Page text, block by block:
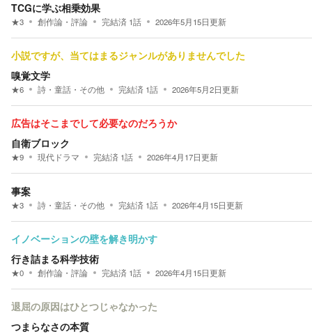
TCGに学ぶ相乗効果
★3 創作論・評論 完結済 1話 2026年5月15日更新
小説ですが、当てはまるジャンルがありませんでした
嗅覚文学
★6 詩・童話・その他 完結済 1話 2026年5月2日更新
広告はそこまでして必要なのだろうか
自衛ブロック
★9 現代ドラマ 完結済 1話 2026年4月17日更新
事案
★3 詩・童話・その他 完結済 1話 2026年4月15日更新
イノベーションの壁を解き明かす
行き詰まる科学技術
★0 創作論・評論 完結済 1話 2026年4月15日更新
退屈の原因はひとつじゃなかった
つまらなさの本質